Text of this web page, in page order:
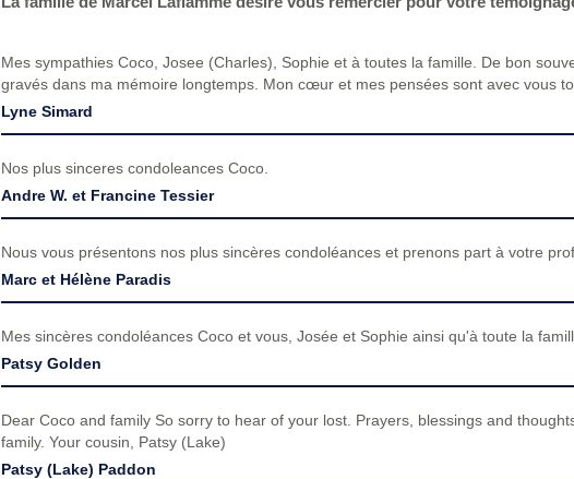
Mes sympathies Coco, Josee (Charles), Sophie et à toutes la famille. De bon
gravés dans ma mémoire longtemps. Mon cœur et mes pensées sont avec vous
Lyne Simard
Nos plus sinceres condoleances Coco.
Andre W. et Francine Tessier
Nous vous présentons nos plus sincères condoléances et prenons part à votre
Marc et Hélène Paradis
Mes sincères condoléances Coco et vous, Josée et Sophie ainsi qu'à toute la
Patsy Golden
Dear Coco and family So sorry to hear of your lost. Prayers, blessings and
family. Your cousin, Patsy (Lake)
Patsy (Lake) Paddon